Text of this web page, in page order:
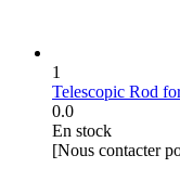
1
Telescopic Rod
0.0
En stock
[Nous contacter